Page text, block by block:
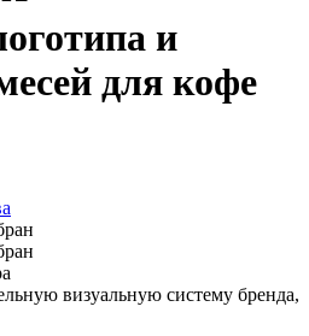
и
для кофе
визуальную систему бренда,